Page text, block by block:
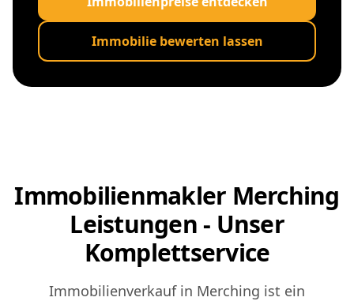
Immobilie bewerten lassen
Immobilienmakler Merching
Leistungen - Unser
Komplettservice
Immobilienverkauf in Merching ist ein